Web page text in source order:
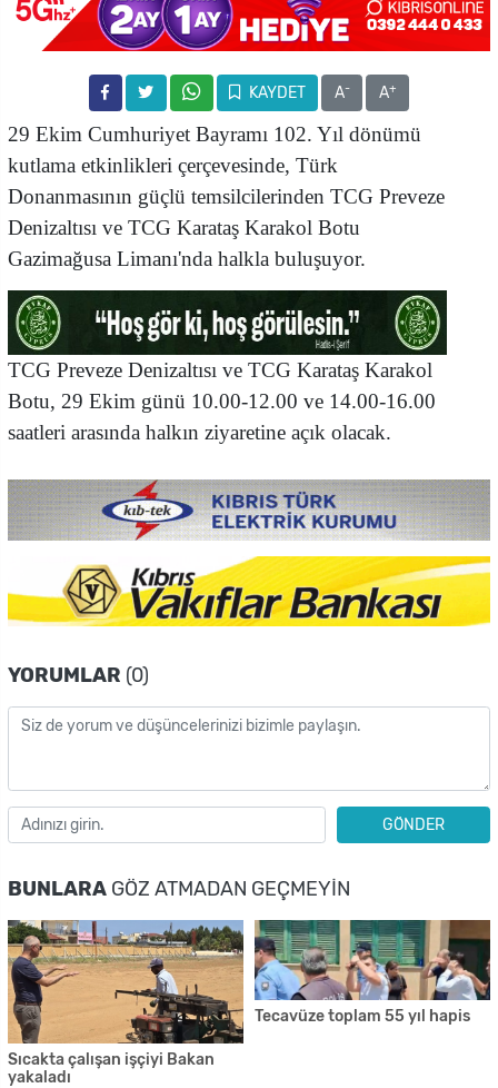
KAYDET A- A+
29 Ekim Cumhuriyet Bayramı 102. Yıl dönümü
kutlama etkinlikleri çerçevesinde, Türk
Donanmasının güçlü temsilcilerinden TCG Preveze
Denizaltısı ve TCG Karataş Karakol Botu
Gazimağusa Limanı'nda halkla buluşuyor.
TCG Preveze Denizaltısı ve TCG Karataş Karakol
Botu, 29 Ekim günü 10.00-12.00 ve 14.00-16.00
saatleri arasında halkın ziyaretine açık olacak.
YORUMLAR (0)
GÖNDER
BUNLARA GÖZ ATMADAN GEÇMEYIN
Sıcakta çalışan işçiyi Bakan
yakaladı
Tecavüze toplam 55 yıl hapis